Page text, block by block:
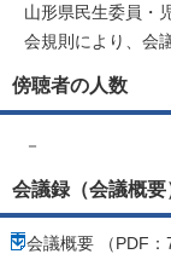
山形県民生委員・
会規則により、会
傍聴者の人数
－
会議録（会議概
会議概要 （PDF：